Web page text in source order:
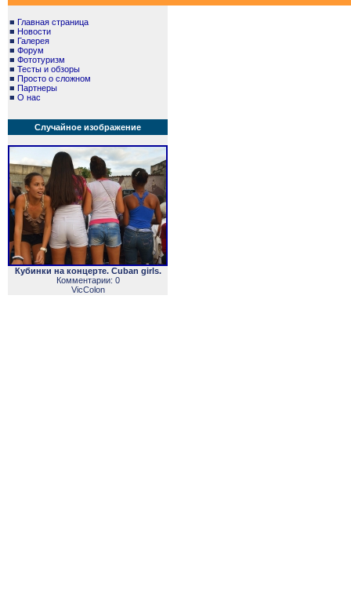
■ Главная страница
■ Новости
■ Галерея
■ Форум
■ Фототуризм
■ Тесты и обзоры
■ Просто о сложном
■ Партнеры
■ О нас
Случайное изображение
Кубинки на концерте. Cuban girls.
Комментарии: 0
VicColon